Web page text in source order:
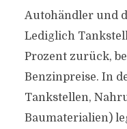
Autohändler und
Lediglich
Prozent zurück,
Benzinpreise. In
Tankstellen,
Baumaterialien)